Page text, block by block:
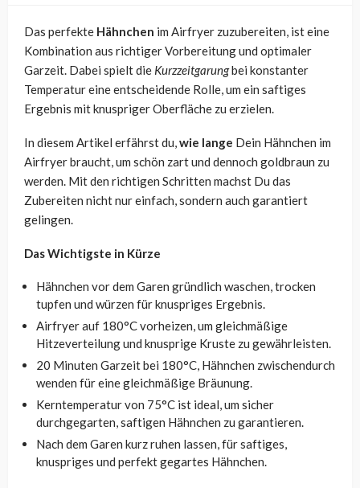
Das perfekte Hähnchen im Airfryer zuzubereiten, ist eine
Kombination aus richtiger Vorbereitung und optimaler
Garzeit. Dabei spielt die Kurzzeitgarungbei konstanter
Temperatur eine entscheidende Rolle, um ein saftiges
Ergebnis mit knuspriger Oberfläche zu erzielen.
In diesem Artikel erfährst du,wie lange Dein Hähnchen im
Airfryer braucht, um schön zart und dennoch goldbraun zu
werden. Mit den richtigen Schritten machst Du das
Zubereiten nicht nur einfach, sondern auch garantiert
gelingen.
Das Wichtigste in Kürze
Hähnchen vor dem Garen gründlich waschen, trocken
tupfen und würzen für knuspriges Ergebnis.
Airfryer auf 180°C vorheizen, um gleichmäßige
Hitzeverteilung und knusprige Kruste zu gewährleisten.
20 Minuten Garzeit bei 180°C, Hähnchen zwischendurch
wenden für eine gleichmäßige Bräunung.
Kerntemperatur von 75°C ist ideal, um sicher
durchgegarten, saftigen Hähnchen zu garantieren.
Nach dem Garen kurz ruhen lassen, für saftiges,
knuspriges und perfekt gegartes Hähnchen.